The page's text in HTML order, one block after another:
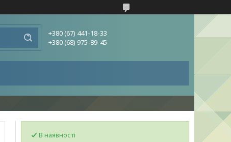
+380 (67) 441-18-33
+380 (68) 975-89-45
В наявності